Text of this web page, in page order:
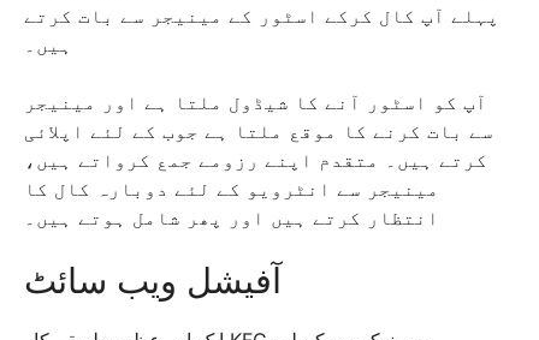
پہلے آپ کال کرکے اسٹور کے مینیجر سے بات کرتے
ہیں۔
آپ کو اسٹور آنے کا شیڈول ملتا ہے اور مینیجر
سے بات کرنے کا موقع ملتا ہے جوب کے لئے اپلائی
کرتے ہیں۔ متقدم اپنے رزومے جمع کرواتے ہیں،
مینیجر سے انٹرویو کے لئے دوبارہ کال کا
انتظار کرتے ہیں اور پھر شامل ہوتے ہیں۔
آفیشل ویب سائٹ